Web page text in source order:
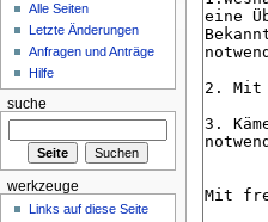
Alle Seiten
Letzte Änderungen
Anfragen und Anträge
Hilfe
suche
werkzeuge
Links auf diese Seite